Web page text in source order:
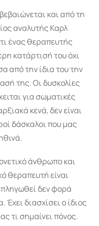
και από τη
αναλυτής Καρλ
ένας θεραπευτής
κατάρτισή του όχι
από την ίδια του την
της. Οι δυσκολίες
για σωματικές
κενά, δεν είναι
δάσκαλοι που μας
άνθρωπο και
θεραπευτή είναι
δεν φορά
διασχίσει ο ίδιος
τι σημαίνει πόνος.